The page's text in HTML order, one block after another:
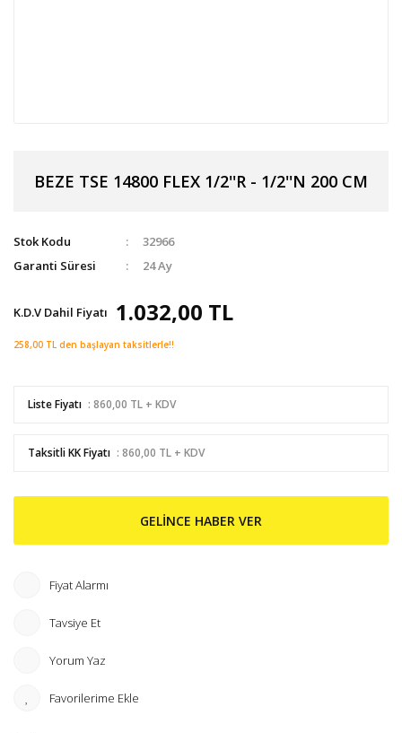
BEZE TSE 14800 FLEX 1/2''R - 1/2''N 200 CM
Stok Kodu
32966
Garanti Süresi
24 Ay
K.D.V Dahil Fiyatı 1.032,00 TL
258,00 TL den başlayan taksitlerle!!
Liste Fiyatı : 860,00 TL + KDV
Taksitli KK Fiyatı : 860,00 TL + KDV
GELİNCE HABER VER
Fiyat Alarmı
Tavsiye Et
Yorum Yaz